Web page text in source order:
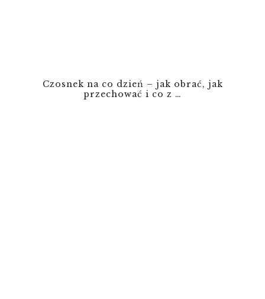
Czosnek na co dzień – jak obrać, jak
przechować i co z …